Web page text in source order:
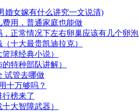
婚女嫁有什么讲究一文说清)
费用，普通家庭也能做
正常情况下左右卵巢应该有几个卵泡
十大最贵凯迪拉克）
球经典小说）
特种部队讲解）
试管去哪做
十万够吗？
行榜来了
大智障武器）